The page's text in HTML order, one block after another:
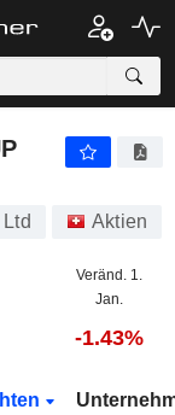
Aktien
Veränd. 1.
Jan.
-1.43%